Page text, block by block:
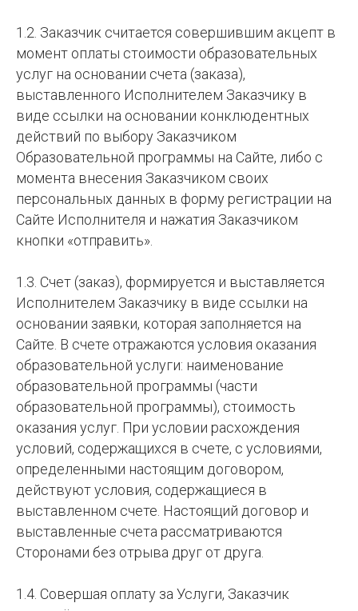
1.2. Заказчик считается совершившим акцепт в
момент оплаты стоимости образовательных
услуг на основании счета (заказа),
выставленного Исполнителем Заказчику в
виде ссылки на основании конклюдентных
действий по выбору Заказчиком
Образовательной программы на Сайте, либо с
момента внесения Заказчиком своих
персональных данных в форму регистрации на
Сайте Исполнителя и нажатия Заказчиком
кнопки «отправить».
1.3. Счет (заказ), формируется и выставляется
Исполнителем Заказчику в виде ссылки на
основании заявки, которая заполняется на
Сайте. В счете отражаются условия оказания
образовательной услуги: наименование
образовательной программы (части
образовательной программы), стоимость
оказания услуг. При условии расхождения
условий, содержащихся в счете, с условиями,
определенными настоящим договором,
действуют условия, содержащиеся в
выставленном счете. Настоящий договор и
выставленные счета рассматриваются
Сторонами без отрыва друг от друга.
1.4. Совершая оплату за Услуги, Заказчик